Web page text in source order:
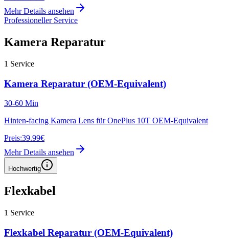
Mehr Details ansehen
Professioneller Service
Kamera Reparatur
1 Service
Kamera Reparatur (OEM-Equivalent)
30-60 Min
Hinten-facing Kamera Lens für OnePlus 10T OEM-Equivalent
Preis:39.99€
Mehr Details ansehen
Hochwertig
Flexkabel
1 Service
Flexkabel Reparatur (OEM-Equivalent)